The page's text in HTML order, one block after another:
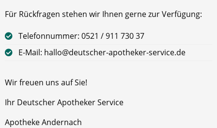
Für Rückfragen stehen wir Ihnen gerne zur Verfügung:
Telefonnummer: 0521 / 911 730 37
E-Mail: hallo@deutscher-apotheker-service.de
Wir freuen uns auf Sie!
Ihr Deutscher Apotheker Service
Apotheke Andernach